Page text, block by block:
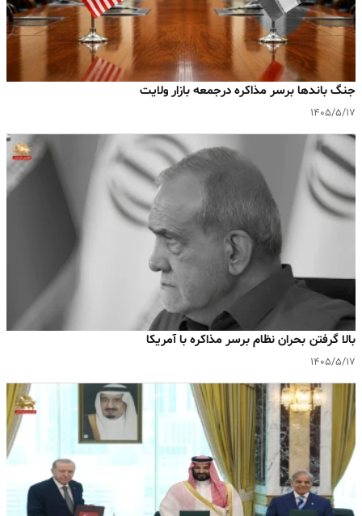
جنگ باندها برسر مذاکره درجمعه بازار ولایت
۱۴۰۵/۵/۱۷
بالا گرفتن بحران نظام برسر مذاکره با آمریکا
۱۴۰۵/۵/۱۷